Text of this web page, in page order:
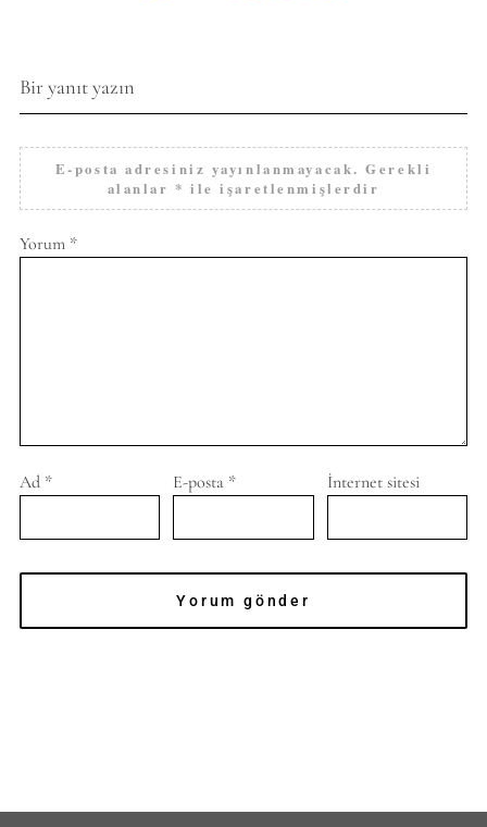
Bir yanıt yazın
E-posta adresiniz yayınlanmayacak. Gerekli
alanlar * ile işaretlenmişlerdir
Yorum *
Ad * E-posta * İnternet sitesi